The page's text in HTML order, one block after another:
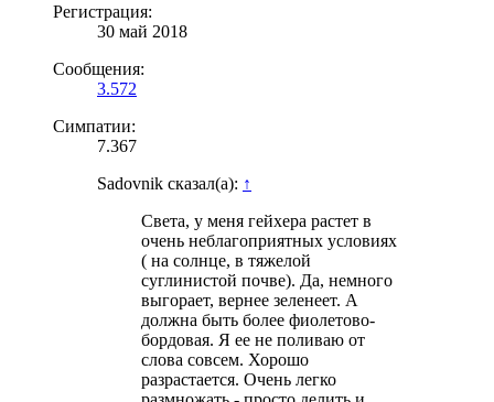
Регистрация:
30 май 2018
Сообщения:
3.572
Симпатии:
7.367
Sadovnik сказал(а): ↑
Света, у меня гейхера растет в
очень неблагоприятных условиях
( на солнце, в тяжелой
суглинистой почве). Да, немного
выгорает, вернее зеленеет. А
должна быть более фиолетово-
бордовая. Я ее не поливаю от
слова совсем. Хорошо
разрастается. Очень легко